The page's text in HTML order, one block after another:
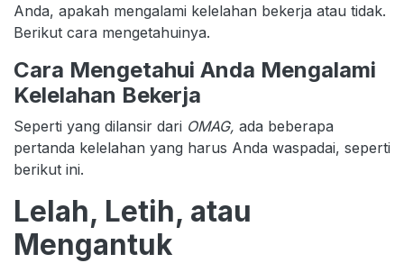
Anda, apakah mengalami kelelahan bekerja atau tidak.
Berikut cara mengetahuinya.
Cara Mengetahui Anda Mengalami
Kelelahan Bekerja
Seperti yang dilansir dari OMAG, ada beberapa
pertanda kelelahan yang harus Anda waspadai, seperti
berikut ini.
Lelah, Letih, atau
Mengantuk